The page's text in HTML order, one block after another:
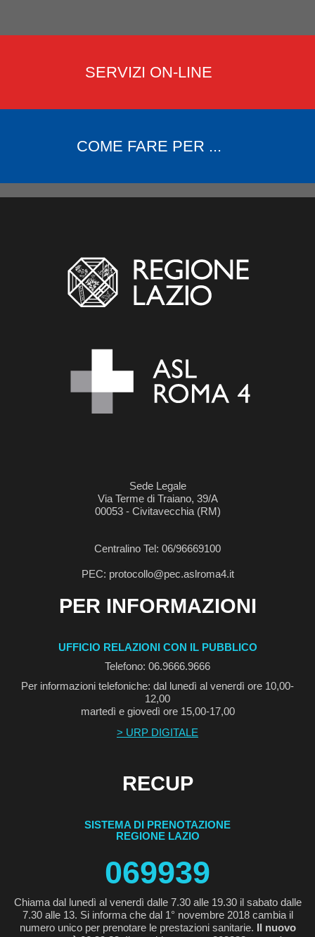
SERVIZI ON-LINE
COME FARE PER ...
Sede Legale
Via Terme di Traiano, 39/A
00053 - Civitavecchia (RM)
Centralino Tel: 06/96669100
PEC: protocollo@pec.aslroma4.it
PER INFORMAZIONI
UFFICIO RELAZIONI CON IL PUBBLICO
Telefono: 06.9666.9666
Per informazioni telefoniche: dal lunedì al venerdì ore 10,00-
12,00
martedì e giovedì ore 15,00-17,00
> URP DIGITALE
RECUP
SISTEMA DI PRENOTAZIONE
REGIONE LAZIO
069939
Chiama dal lunedì al venerdì dalle 7.30 alle 19.30 il sabato dalle
7.30 alle 13. Si informa che dal 1° novembre 2018 cambia il
numero unico per prenotare le prestazioni sanitarie. Il nuovo